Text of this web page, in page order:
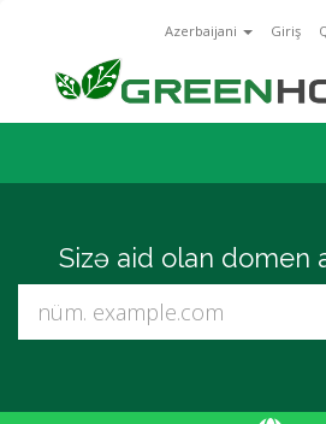
Azerbaijani Giriş
Sizə aid olan domen